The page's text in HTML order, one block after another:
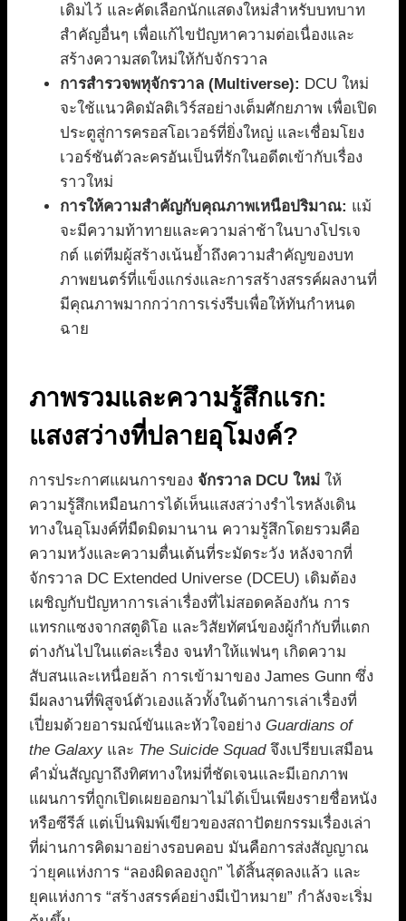
เดิมไว้ และคัดเลือกนักแสดงใหม่สำหรับบทบาท
สำคัญอื่นๆ เพื่อแก้ไขปัญหาความต่อเนื่องและ
สร้างความสดใหม่ให้กับจักรวาล
การสำรวจพหุจักรวาล (Multiverse): DCU ใหม่
จะใช้แนวคิดมัลติเวิร์สอย่างเต็มศักยภาพ เพื่อเปิด
ประตูสู่การครอสโอเวอร์ที่ยิ่งใหญ่ และเชื่อมโยง
เวอร์ชันตัวละครอันเป็นที่รักในอดีตเข้ากับเรื่อง
ราวใหม่
การให้ความสำคัญกับคุณภาพเหนือปริมาณ: แม้
จะมีความท้าทายและความล่าช้าในบางโปรเจ
กต์ แต่ทีมผู้สร้างเน้นย้ำถึงความสำคัญของบท
ภาพยนตร์ที่แข็งแกร่งและการสร้างสรรค์ผลงานที่
มีคุณภาพมากกว่าการเร่งรีบเพื่อให้ทันกำหนด
ฉาย
ภาพรวมและความรู้สึกแรก:
แสงสว่างที่ปลายอุโมงค์?
การประกาศแผนการของ จักรวาล DCU ใหม่ ให้
ความรู้สึกเหมือนการได้เห็นแสงสว่างรำไรหลังเดิน
ทางในอุโมงค์ที่มืดมิดมานาน ความรู้สึกโดยรวมคือ
ความหวังและความตื่นเต้นที่ระมัดระวัง หลังจากที่
จักรวาล DC Extended Universe (DCEU) เดิมต้อง
เผชิญกับปัญหาการเล่าเรื่องที่ไม่สอดคล้องกัน การ
แทรกแซงจากสตูดิโอ และวิสัยทัศน์ของผู้กำกับที่แตก
ต่างกันไปในแต่ละเรื่อง จนทำให้แฟนๆ เกิดความ
สับสนและเหนื่อยล้า การเข้ามาของ James Gunn ซึ่ง
มีผลงานที่พิสูจน์ตัวเองแล้วทั้งในด้านการเล่าเรื่องที่
เปี่ยมด้วยอารมณ์ขันและหัวใจอย่าง Guardians of
the Galaxy และ The Suicide Squadจึงเปรียบเสมือน
คำมั่นสัญญาถึงทิศทางใหม่ที่ชัดเจนและมีเอกภาพ
แผนการที่ถูกเปิดเผยออกมาไม่ได้เป็นเพียงรายชื่อหนัง
หรือซีรีส์ แต่เป็นพิมพ์เขียวของสถาปัตยกรรมเรื่องเล่า
ที่ผ่านการคิดมาอย่างรอบคอบ มันคือการส่งสัญญาณ
ว่ายุคแห่งการ “ลองผิดลองถูก” ได้สิ้นสุดลงแล้ว และ
ยุคแห่งการ “สร้างสรรค์อย่างมีเป้าหมาย” กำลังจะเริ่ม